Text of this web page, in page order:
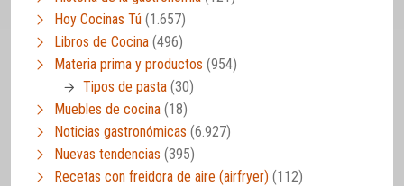
Hoy Cocinas Tú (1.657)
Libros de Cocina (496)
Materia prima y productos (954)
Tipos de pasta (30)
Muebles de cocina (18)
Noticias gastronómicas (6.927)
Nuevas tendencias (395)
Recetas con freidora de aire (airfryer) (112)